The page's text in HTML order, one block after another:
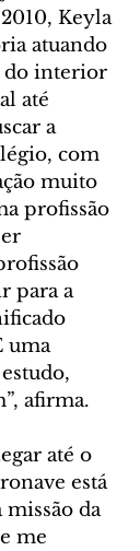
Keyla
atuando
do interior
até
a
com
muito
profissão
para a
uma
afirma.
até o
está
missão da
me